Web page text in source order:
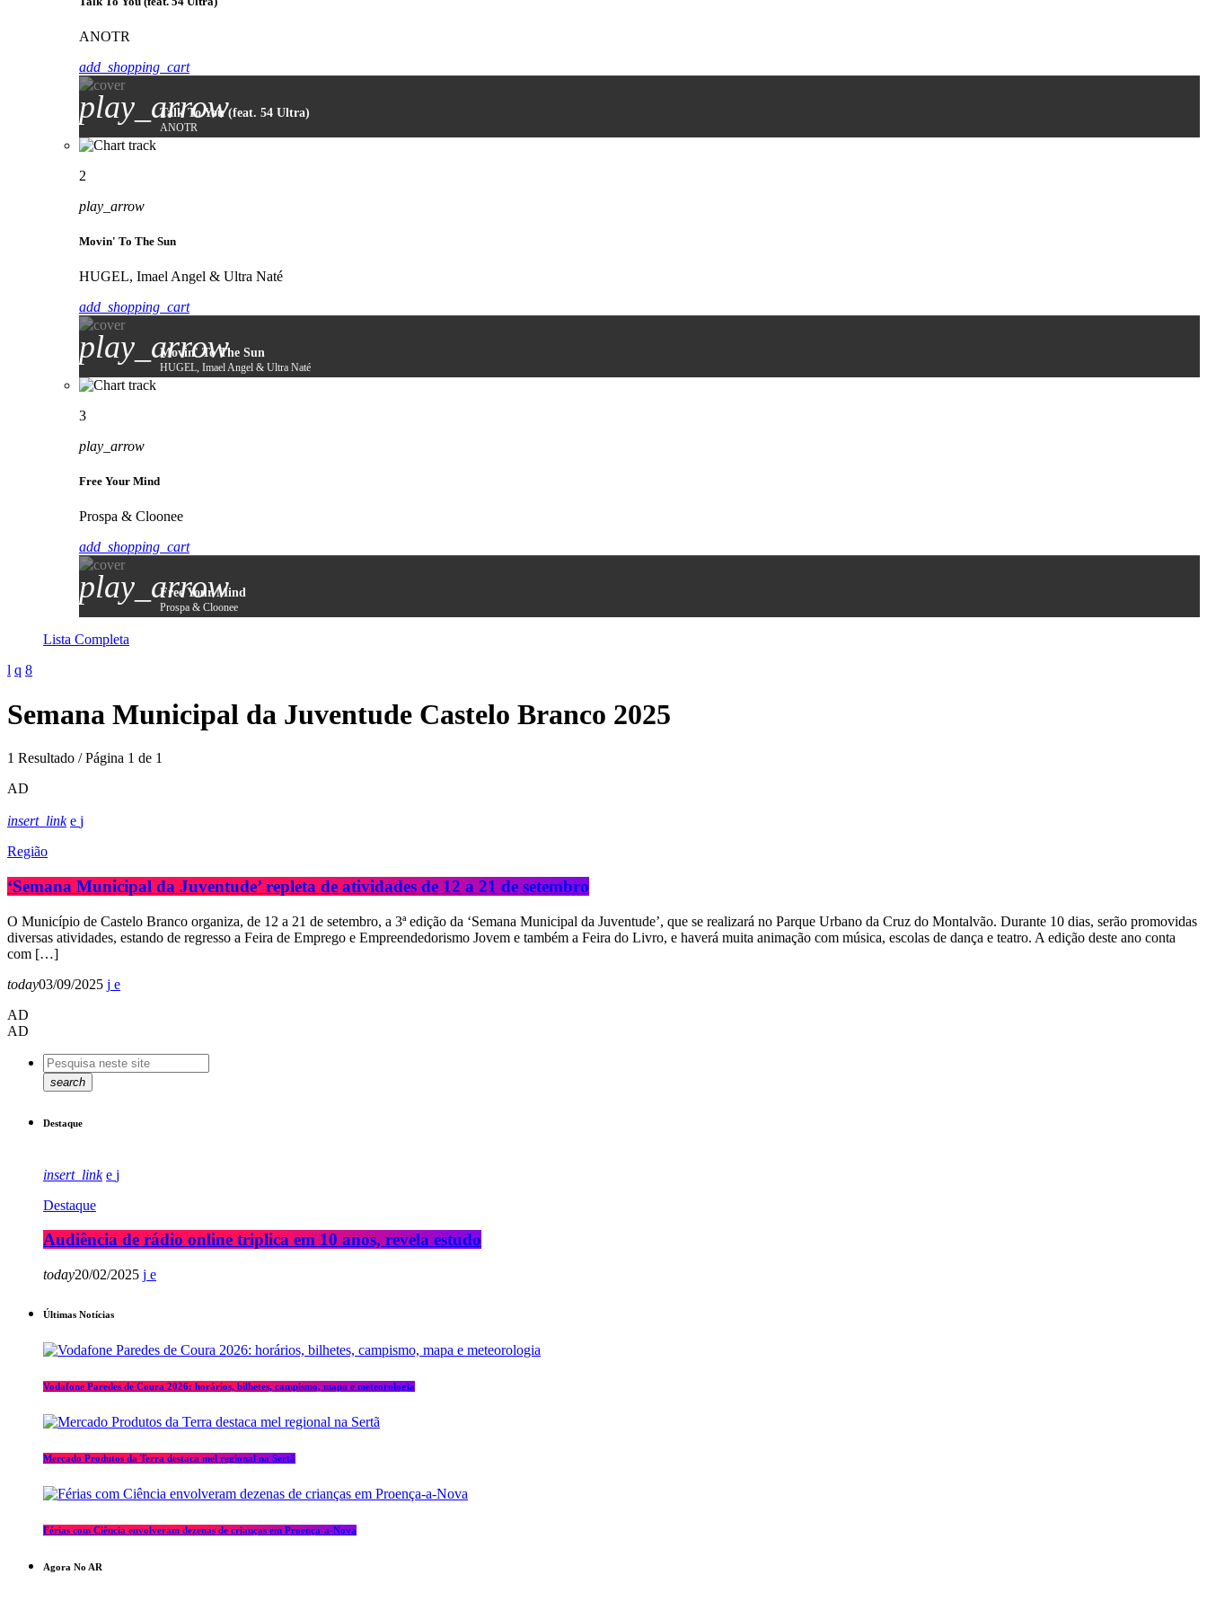
ANOTR
add_shopping_cart
play_arrowTalk To You (feat. 54 Ultra)
ANOTR
2
play_arrow
Movin' To The Sun
HUGEL, Imael Angel & Ultra Naté
add_shopping_cart
play_arrow
Movin' To The Sun
HUGEL, Imael Angel & Ultra Naté
3
play_arrow
Free Your Mind
Prospa & Cloonee
add_shopping_cart
play_arrow
Free Your Mind
Prospa & Cloonee
Lista Completa
Semana Municipal da Juventude Castelo Branco 2025
1 Resultado / Página 1 de 1
AD
insert_link
Região
‘Semana Municipal da Juventude’ repleta de atividades de 12 a 21 de setembro
O Município de Castelo Branco organiza, de 12 a 21 de setembro, a 3ª edição da ‘Semana Municipal da Juventude’, que se realizará no Parque Urbano da Cruz do Montalvão. Durante 10 dias, serão promovidas
diversas atividades, estando de regresso a Feira de Emprego e Empreendedorismo Jovem e também a Feira do Livro, e haverá muita animação com música, escolas de dança e teatro. A edição deste ano conta
com […]
today03/09/2025
AD
AD
search
Destaque
insert_link
Destaque
Audiência de rádio online triplica em 10 anos, revela estudo
today20/02/2025
Últimas Notícias
Vodafone Paredes de Coura 2026: horários, bilhetes, campismo, mapa e meteorologia
Mercado Produtos da Terra destaca mel regional na Sertã
Férias com Ciência envolveram dezenas de crianças em Proença-a-Nova
Agora No AR